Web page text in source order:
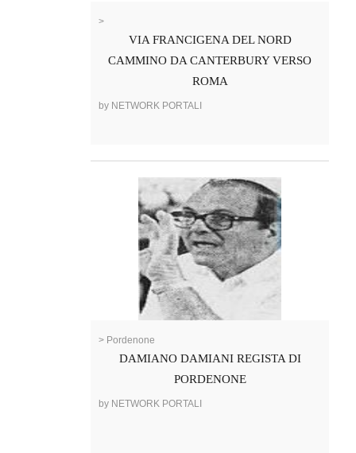
>
VIA FRANCIGENA DEL NORD
CAMMINO DA CANTERBURY VERSO
ROMA
by NETWORK PORTALI
> Pordenone
DAMIANO DAMIANI REGISTA DI
PORDENONE
by NETWORK PORTALI